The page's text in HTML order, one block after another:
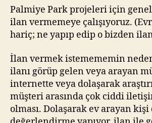
–
Palmiye Park projeleri için
ilan vermemeye çalışıyoruz.
hariç; ne yapıp edip o bizden
İlan vermek istemememin
ilanı görüp gelen veya arayan
internette veya dolaşarak
müşteri arasında çok ciddi
olması. Dolaşarak ev arayan kişi